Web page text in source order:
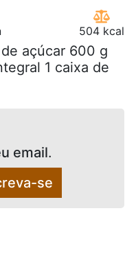
504 kcal
açúcar 600 g
1 caixa de
email.
se